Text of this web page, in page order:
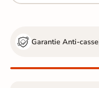
Garantie Anti-casse